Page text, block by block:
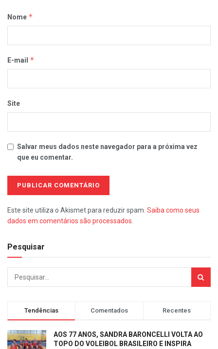
Nome *
E-mail *
Site
Salvar meus dados neste navegador para a próxima vez
que eu comentar.
Este site utiliza o Akismet para reduzir spam. Saiba como seus
dados em comentários são processados
Pesquisar
Tendências Comentados Recentes
AOS 77 ANOS, SANDRA BARONCELLI VOLTA AO
TOPO DO VOLEIBOL BRASILEIRO E INSPIRA